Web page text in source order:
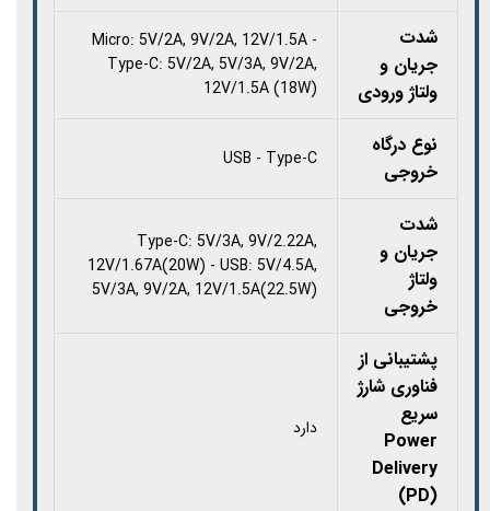
شدت
جریان و
ولتاژ ورودی
Micro: 5V/2A, 9V/2A, 12V/1.5A -
Type-C: 5V/2A, 5V/3A, 9V/2A,
12V/1.5A (18W)
نوع درگاه
خروجی
USB - Type-C
شدت
جریان و
ولتاژ
خروجی
Type-C: 5V/3A, 9V/2.22A,
12V/1.67A(20W) - USB: 5V/4.5A,
5V/3A, 9V/2A, 12V/1.5A(22.5W)
پشتیبانی از
فناوری شارژ
سریع
Power
Delivery
(PD)
دارد